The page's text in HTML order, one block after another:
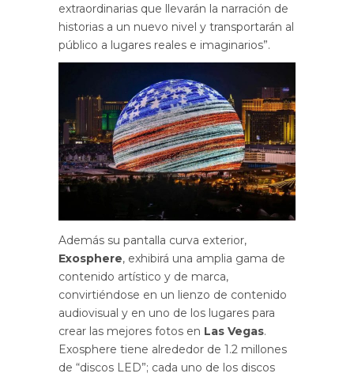
extraordinarias que llevarán la narración de
historias a un nuevo nivel y transportarán al
público a lugares reales e imaginarios”.
Además su pantalla curva exterior,
Exosphere, exhibirá una amplia gama de
contenido artístico y de marca,
convirtiéndose en un lienzo de contenido
audiovisual y en uno de los lugares para
crear las mejores fotos en Las Vegas.
Exosphere tiene alrededor de 1.2 millones
de “discos LED”; cada uno de los discos